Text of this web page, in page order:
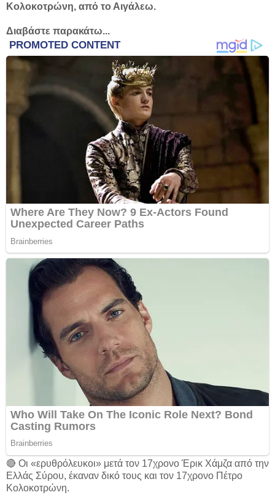
Κολοκoτρώνη, από το Αιγάλεω.
Διαβάστε παρακάτω...
🔴 Οι «ερυθρόλευκοι» μετά τον 17χρονο Έρικ Χάμζα από την
Ελλάς Σύρου, έκαναν δικό τους και τον 17χρονο Πέτρο
Κολοκοτρώνη.